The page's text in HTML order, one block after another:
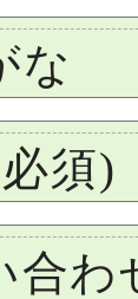
な
須)
合わ